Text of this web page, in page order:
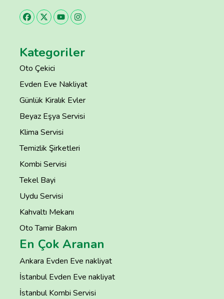
Kategoriler
Oto Çekici
Evden Eve Nakliyat
Günlük Kiralık Evler
Beyaz Eşya Servisi
Klima Servisi
Temizlik Şirketleri
Kombi Servisi
Tekel Bayi
Uydu Servisi
Kahvaltı Mekanı
Oto Tamir Bakım
En Çok Aranan
Ankara Evden Eve nakliyat
İstanbul Evden Eve nakliyat
İstanbul Kombi Servisi